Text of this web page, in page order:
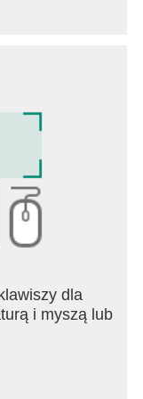
dla
i myszą lub